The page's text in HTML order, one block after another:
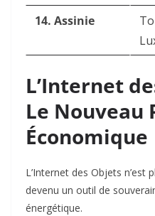
14. Assinie
L’Internet
Le Nouveau
Économique
L’Internet des Objets n’est
devenu un outil de
énergétique.